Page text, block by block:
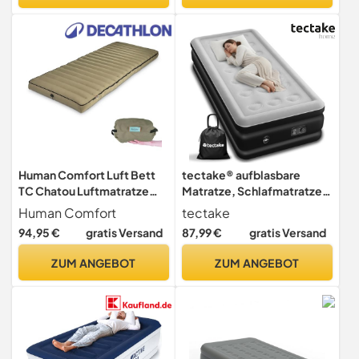
Bett für Campingausflüge
99x188x38cm
Human Comfort Luft Bett
TC Chatou Luftmatratze
Camping – Aufblasbare
Isomatte 203x80x13 cm –
Komfort Luftbett für
100% Baumwolle – Grün
Human Comfort
94,95 € gratis Versand
ZUM ANGEBOT
tectake® aufblasbare
Matratze, Schlafmatratze,
Bett mit Elektropumpe,
Luftmatratze
selbstaufblasend, Luftbett,
Gästebett, mit
tectake
87,99 € gratis Versand
ZUM ANGEBOT